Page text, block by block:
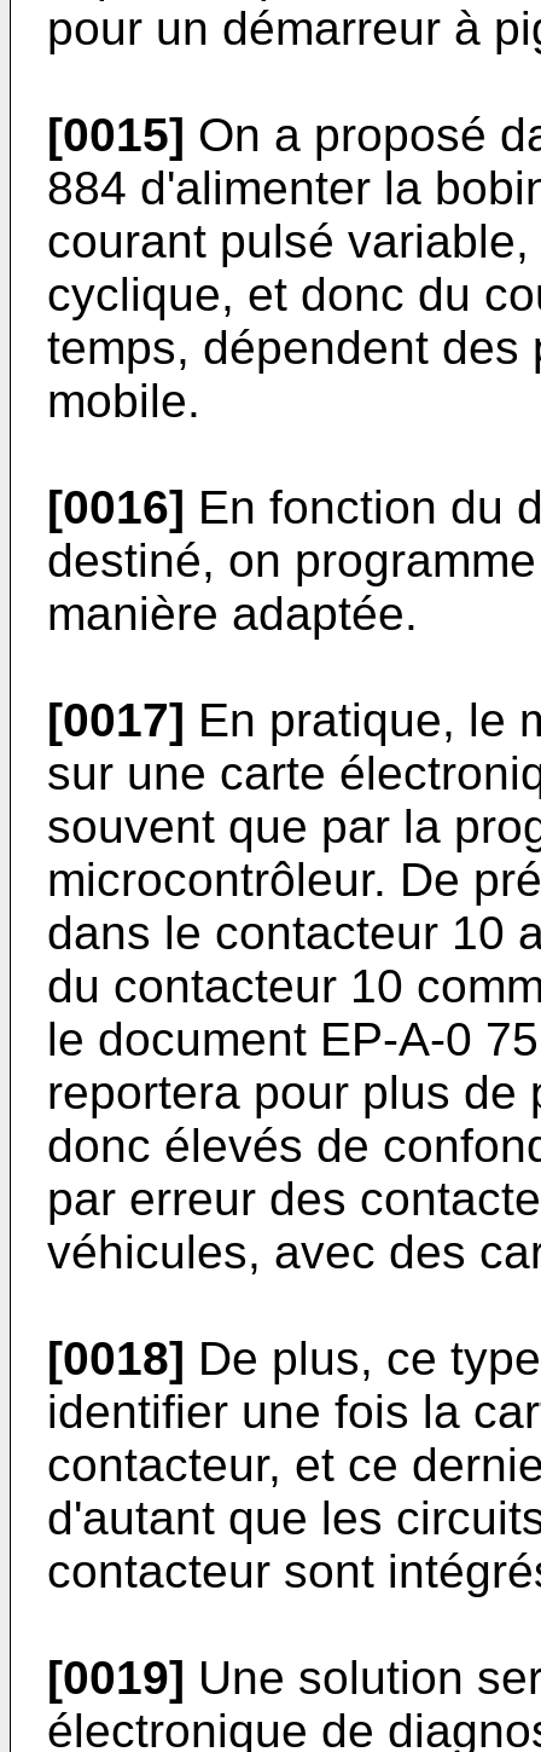
pour un démarreur à
[0015] On a proposé
884 d'alimenter la
courant pulsé
cyclique, et donc du
temps, dépendent des
mobile.
[0016] En fonction du
destiné, on
manière adaptée.
[0017] En pratique, le
sur une carte
souvent que par la
microcontrôleur. De
dans le contacteur 10
du contacteur 10
le document EP-A-0
reportera pour plus de
donc élevés de
par erreur des
véhicules, avec des
[0018] De plus, ce
identifier une fois la
contacteur, et ce
d'autant que les
contacteur sont
[0019] Une solution
électronique de